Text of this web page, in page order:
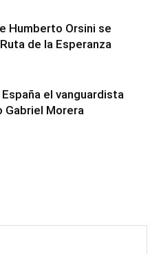
Humberto Orsini se
de la Esperanza
el vanguardista
Gabriel Morera